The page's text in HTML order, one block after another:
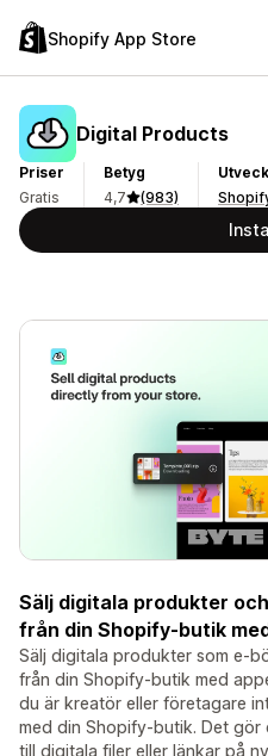
Shopify App Store
Digital Products
Priser
Gratis
Betyg
4,7
(983)
Sälj digitala produkter
från din Shopify-butik
Sälj digitala produkter som e-
från din Shopify-butik med
du är kreatör eller företagare
med din Shopify-butik. Det
till digitala filer eller länkar på